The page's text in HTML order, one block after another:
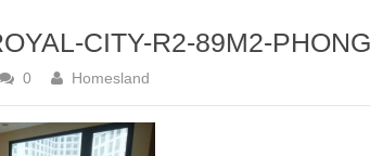
CITY-R2-89M2-
0 Homesland